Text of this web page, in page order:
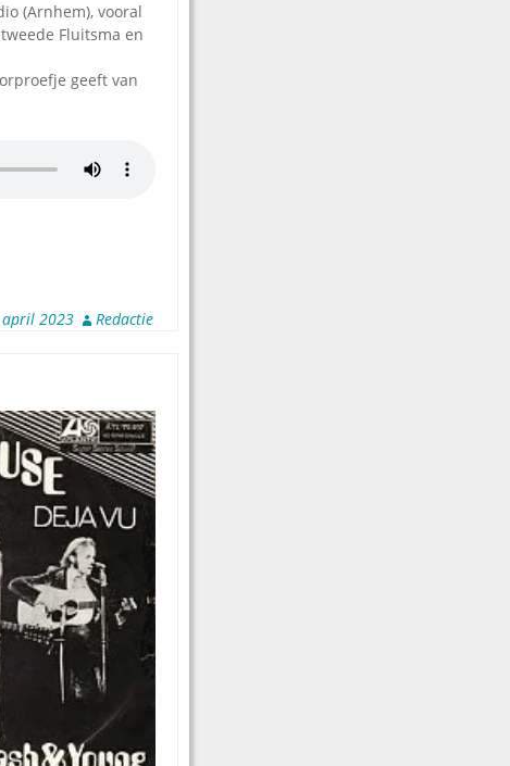
(Arnhem), vooral
Fluitsma en
geeft van
2023 Redactie